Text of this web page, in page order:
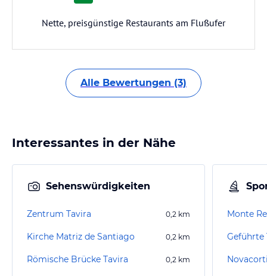
Nette, preisgünstige Restaurants am Flußufer
Alle Bewertungen (3)
Interessantes in der Nähe
Sehenswürdigkeiten
Zentrum Tavira 0,2 km
Kirche Matriz de Santiago 0,2 km
Römische Brücke Tavira 0,2 km
Monte
Geführte